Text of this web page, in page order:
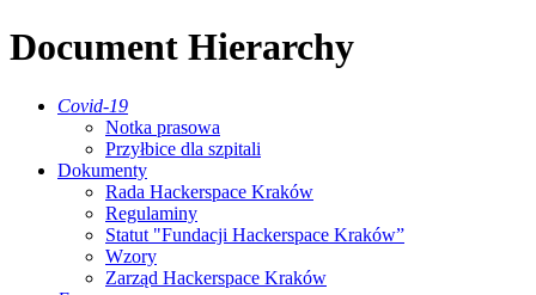
Document Hierarchy
Covid-19
Notka prasowa
Przyłbice dla szpitali
Dokumenty
Rada Hackerspace Kraków
Regulaminy
Statut "Fundacji Hackerspace Kraków”
Wzory
Zarząd Hackerspace Kraków